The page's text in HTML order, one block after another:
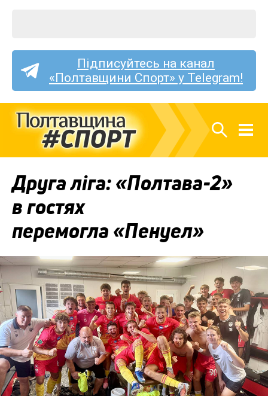
Підписуйтесь на канал
«Полтавщини Спорт» у Telegram!
Друга ліга: «Полтава-2»
в гостях
перемогла «Пенуел»